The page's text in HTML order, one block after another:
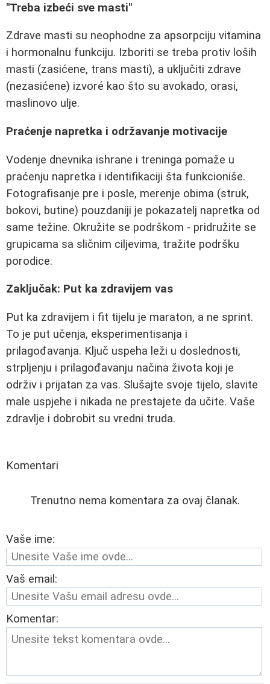
"Treba izbeći sve masti"
Zdrave masti su neophodne za apsorpciju vitamina
i hormonalnu funkciju. Izboriti se treba protiv loših
masti (zasićene, trans masti), a uključiti zdrave
(nezasićene) izvoré kao što su avokado, orasi,
maslinovo ulje.
Praćenje napretka i održavanje motivacije
Vodenje dnevnika ishrane i treninga pomaže u
praćenju napretka i identifikaciji šta funkcioniše.
Fotografisanje pre i posle, merenje obima (struk,
bokovi, butine) pouzdaniji je pokazatelj napretka od
same težine. Okružite se podrškom - pridružite se
grupicama sa sličnim ciljevima, tražite podršku
porodice.
Zaključak: Put ka zdravijem vas
Put ka zdravijem i fit tijelu je maraton, a ne sprint.
To je put učenja, eksperimentisanja i
prilagođavanja. Ključ uspeha leži u doslednosti,
strpljenju i prilagođavanju načina života koji je
održiv i prijatan za vas. Slušajte svoje tijelo, slavite
male uspjehe i nikada ne prestajete da učite. Vaše
zdravlje i dobrobit su vredni truda.
Komentari
Trenutno nema komentara za ovaj članak.
Vaše ime:
Vaš email:
Komentar: